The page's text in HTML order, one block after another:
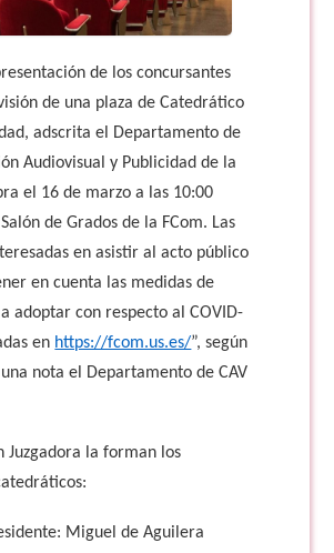
de los concursantes
de una plaza de Catedrático
adscrita el Departamento de
Audiovisual y Publicidad de la
el 16 de marzo a las 10:00
de Grados de la FCom. Las
en asistir al acto público
en cuenta las medidas de
adoptar con respecto al COVID-
en https://fcom.us.es/”, según
nota el Departamento de CAV
Juzgadora la forman los
Miguel de Aguilera